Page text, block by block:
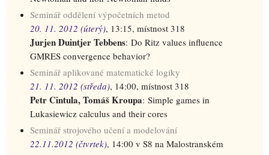
Seminář oddělení výpočetních metod
20. 11. 2012 (úterý), 13:15, místnost 318
Jurjen Duintjer Tebbens: Do Ritz values influence
GMRES convergence behavior?
Seminář aplikované matematické logiky
21. 11. 2012 (středa), 14:00, místnost 318
Petr Cintula, Tomáš Kroupa: Simple games in
Lukasiewicz calculus and their cores
Seminář strojového učení a modelování
22.11.2012 (čtvrtek), 14:00 v S8 na Malostranském